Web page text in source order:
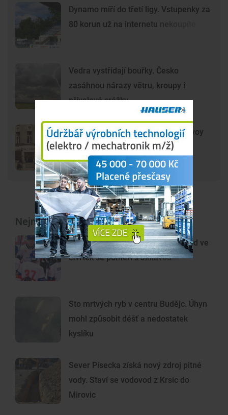
Dynamo míří do třetí ligy. Vstupenky za
80 korun už na internetu nekoupíte
Vedra vystřídají bouřky. Česko
zasáhnou nárazy větru, kroupy i
přívalové srážky
DRBNA HISTORIČKA: Kavárna Savoy
byla symbolem prvorepublikových
Budějovic
Nejnovější články
Motor na úvod přípravy uspěl, hned ve
čtvrtek se poměří s Jihlavou
Sto mrtvých ryb v centru Budějc. Úhyn
mohl způsobit déšť a nedostatek
kyslíku
Sever Písecka získá nový zdroj pitné
vody. Staví se vodovod z Krsic do
Mirovic